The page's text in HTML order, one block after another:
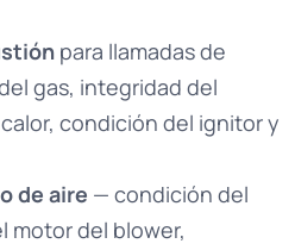
para llamadas de
gas, integridad del
condición del ignitor y
de aire — condición del
motor del blower,